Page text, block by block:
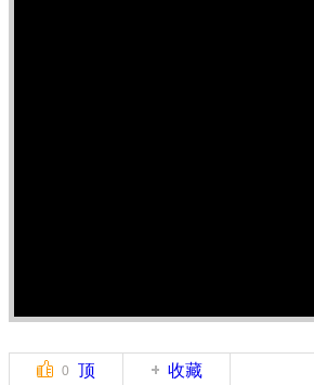
0 顶 收藏